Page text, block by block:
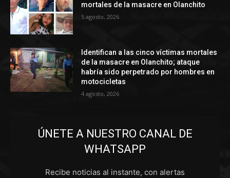
mortales de la masacre en Olanchito
5 agosto, 2026
Identifican a las cinco víctimas mortales
de la masacre en Olanchito; ataque
habría sido perpetrado por hombres en
motocicletas
4 agosto, 2026
ÚNETE A NUESTRO CANAL DE
WHATSAPP
Recibe noticias al instante, con alertas